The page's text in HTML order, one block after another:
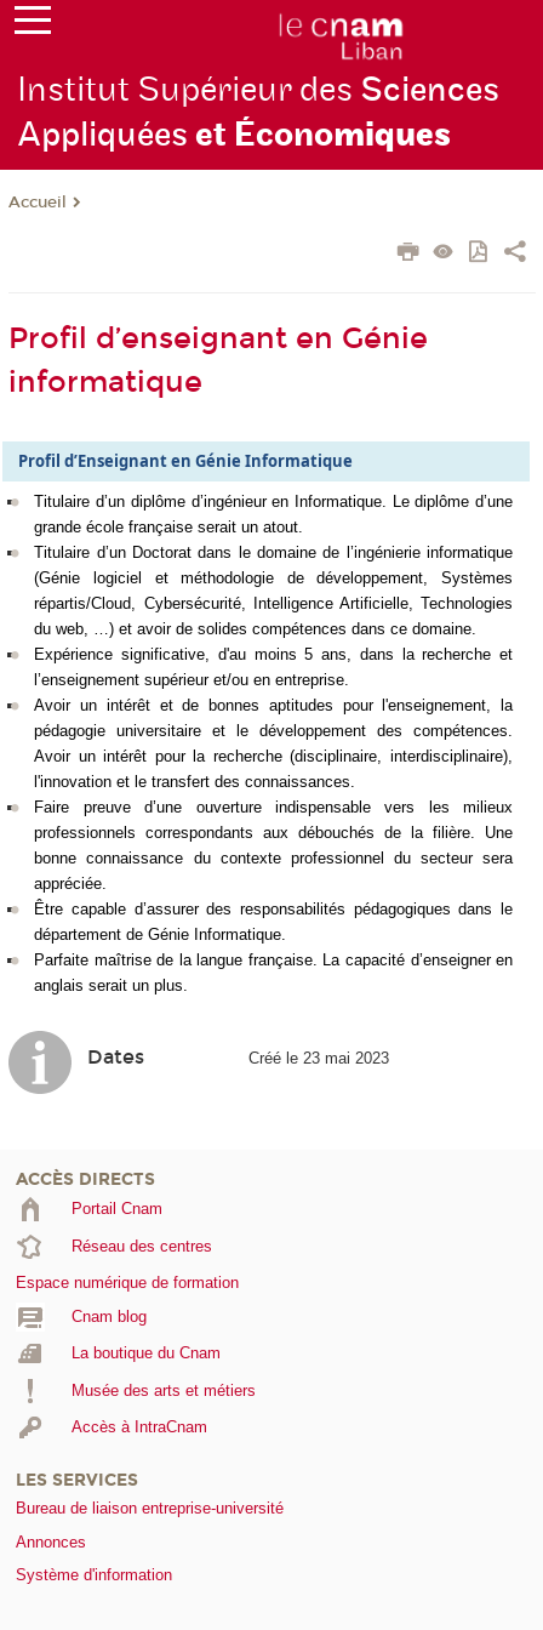
Institut Supérieur des Sciences
Appliquéeset Économiques
Accueil
Profil d’enseignant en Génie
informatique
Profil d’Enseignant en Génie Informatique
Titulaire d’un diplôme d’ingénieur en Informatique. Le diplôme d’une
grande école française serait un atout.
Titulaire d’un Doctorat dans le domaine de l’ingénierie informatique
(Génie logiciel et méthodologie de développement, Systèmes
répartis/Cloud, Cybersécurité, Intelligence Artificielle, Technologies
du web, …) et avoir de solides compétences dans ce domaine.
Expérience significative, d'au moins 5 ans, dans la recherche et
l’enseignement supérieur et/ou en entreprise.
Avoir un intérêt et de bonnes aptitudes pour l'enseignement, la
pédagogie universitaire et le développement des compétences.
Avoir un intérêt pour la recherche (disciplinaire, interdisciplinaire),
l'innovation et le transfert des connaissances.
Faire preuve d’une ouverture indispensable vers les milieux
professionnels correspondants aux débouchés de la filière. Une
bonne connaissance du contexte professionnel du secteur sera
appréciée.
Être capable d’assurer des responsabilités pédagogiques dans le
département de Génie Informatique.
Parfaite maîtrise de la langue française. La capacité d’enseigner en
anglais serait un plus.
Dates Créé le 23 mai 2023
ACCÈS DIRECTS
Portail Cnam
Réseau des centres
Espace numérique de formation
Cnam blog
La boutique du Cnam
Musée des arts et métiers
Accès à IntraCnam
LES SERVICES
Bureau de liaison entreprise-université
Annonces
Système d'information